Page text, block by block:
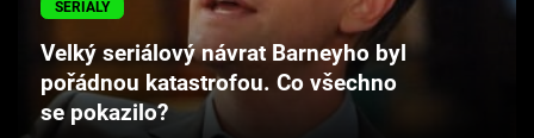
Pořady
TV Program
SERIÁLY
Velký seriálový návrat Barneyho byl
pořádnou katastrofou. Co všechno
se pokazilo?